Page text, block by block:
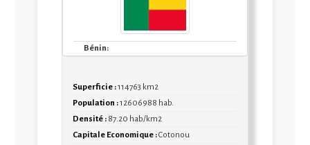
RAPPORT DE ATELIER POINT FOCAUX PAYS
Bénin:
Superficie :114763 km2
Population :12606988 hab.
Densité : 87.20 hab/km2
Capitale Economique :Cotonou